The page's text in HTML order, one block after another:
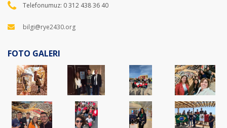
Telefonumuz: 0 312 438 36 40
bilgi@rye2430.org
FOTO GALERI